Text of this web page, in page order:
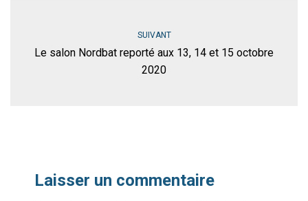
SUIVANT
Le salon Nordbat reporté aux 13, 14 et 15 octobre
2020
Laisser un commentaire